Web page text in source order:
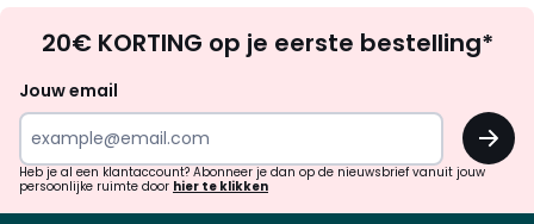
zoek
inspiratie
verrassingen?
20€ KORTING op je eerste bestelling*
Jouw email
OK
Heb je al een klantaccount? Abonneer je dan op de nieuwsbrief vanuit jouw
persoonlijke ruimte door hier te klikken